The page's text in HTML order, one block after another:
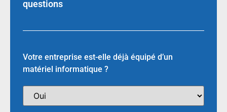
questions
Votre entreprise est-elle déjà équipé d’un
matériel informatique ?